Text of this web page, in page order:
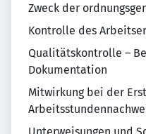
Zweck der
Kontrolle des
Qualitätskontrolle –
Dokumentation
Mitwirkung bei der